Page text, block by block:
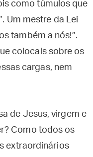
como túmulos que
Um mestre da Lei
também a nós!”.
colocais sobre os
cargas, nem
de Jesus, virgem e
Como todos os
extraordinários